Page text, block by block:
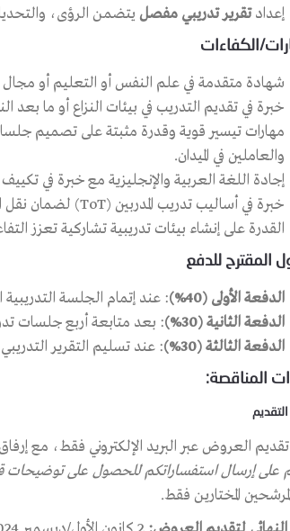
إعدادتقرير تدريبي مفصل يتضمن الرؤى،
الكفاءات
شهادة متقدمة في علم النفس أو التعليم أو
خبرة في تقديم التدريب في بيئات النزاع أو ما بعد
مهارات تيسير قوية وقدرة مثبتة على تصميم
والعاملين في الميدان.
إجادة اللغة العربية والإنجليزية مع خبرة في
خبرة في أساليب تدريب المدربين (ToT) لضمان نقل المعرفة واستدامة تأثير التدريب.
القدرة على إنشاء بيئات تدريبية تشاركية تعزز
المقترح للدفع
الدفعة الأولى (40%)
: عند إتمام الجلسة التدريبية
الدفعة الثانية (30%)
: بعد متابعة أربع جلسات تدريبية
الدفعة الثالثة (30%)
: عند تسليم التقرير
المناقصة:
العروض عبر البريد الإلكتروني فقط، مع
على إرسال استفساراتكم للحصول على توضيحات قبل
المختارين فقط.